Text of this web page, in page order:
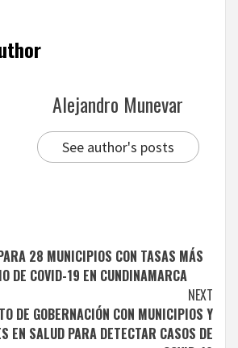
Alejandro Munevar
See author's posts
28 MUNICIPIOS CON TASAS MÁS
DE COVID-19 EN CUNDINAMARCA
NEXT
DE GOBERNACIÓN CON MUNICIPIOS Y
EN SALUD PARA DETECTAR CASOS DE